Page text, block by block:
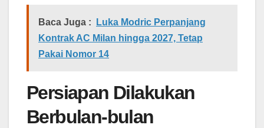
Baca Juga :
Luka Modric Perpanjang
Kontrak AC Milan hingga 2027, Tetap
Pakai Nomor 14
Persiapan Dilakukan
Berbulan-bulan